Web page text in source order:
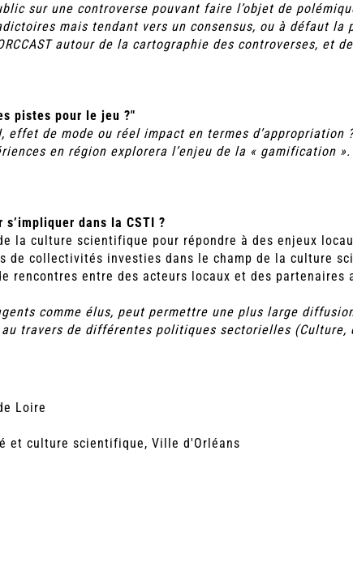
sur une controverse pouvant faire l’objet de
mais tendant vers un consensus, ou à défaut la
autour de la cartographie des controverses, et
pistes pour le jeu ?"
effet de mode ou réel impact en termes d’appropriation
en région explorera l’enjeu de la « gamification ».
dans la CSTI ?
la culture scientifique pour répondre à des enjeux
de collectivités investies dans le champ de la culture
rencontres entre des acteurs locaux et des
comme élus, peut permettre une plus large
travers de différentes politiques sectorielles
Loire
et culture scientifique, Ville d'Orléans